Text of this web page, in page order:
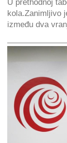
U prethodnoj
kola.Zanimljivo
između dva